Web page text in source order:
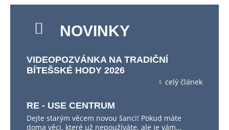
NOVINKY
VIDEOPOZVÁNKA NA TRADIČNÍ
BÍTEŠSKÉ HODY 2026
celý článek
RE - USE CENTRUM
Dejte starým věcem novou šanci! Pokud máte
doma věci, které už nepoužíváte, ale je vám…